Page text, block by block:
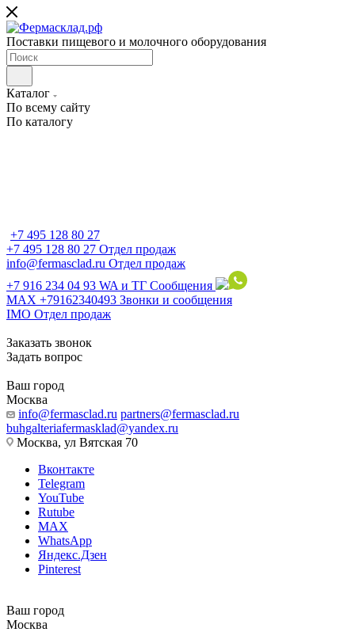
Поставки пищевого и молочного оборудования
Каталог
По всему сайту
По каталогу
+7 495 128 80 27
+7 495 128 80 27 Отдел продаж
info@fermasclad.ru Отдел продаж
+7 916 234 04 93 WA и ТГ Сообщения
MAX +79162340493 Звонки и сообщения
IMO Отдел продаж
Заказать звонок
Задать вопрос
Ваш город
Москва
info@fermasclad.ru partners@fermasclad.ru
buhgalteriafermasklad@yandex.ru
Москва, ул Вятская 70
Вконтакте
Telegram
YouTube
Rutube
MAX
WhatsApp
Яндекс.Дзен
Pinterest
Ваш город
Москва